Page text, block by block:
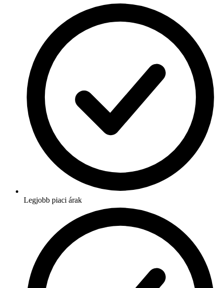
Legjobb piaci árak